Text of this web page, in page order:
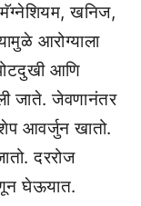
खनिज,
आरोग्याला
आणि
जाते. जेवणानंतर
आवर्जुन खातो.
दररोज
घेऊयात.